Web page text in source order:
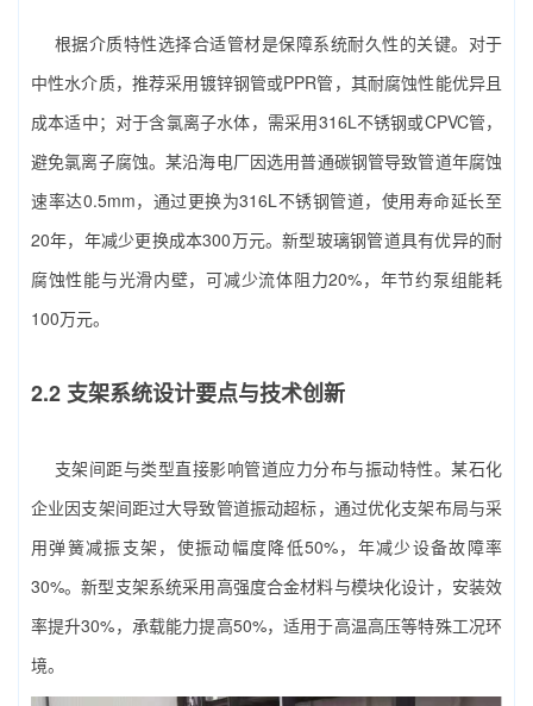
根据介质特性选择合适管材是保障系统耐久性的关键。对于
中性水介质，推荐采用镀锌钢管或PPR管，其耐腐蚀性能优异且
成本适中；对于含氯离子水体，需采用316L不锈钢或CPVC管，
避免氯离子腐蚀。某沿海电厂因选用普通碳钢管导致管道年腐蚀
速率达0.5mm，通过更换为316L不锈钢管道，使用寿命延长至
20年，年减少更换成本300万元。新型玻璃钢管道具有优异的耐
腐蚀性能与光滑内壁，可减少流体阻力20%，年节约泵组能耗
100万元。
2.2 支架系统设计要点与技术创新
支架间距与类型直接影响管道应力分布与振动特性。某石化
企业因支架间距过大导致管道振动超标，通过优化支架布局与采
用弹簧减振支架，使振动幅度降低50%，年减少设备故障率
30%。新型支架系统采用高强度合金材料与模块化设计，安装效
率提升30%，承载能力提高50%，适用于高温高压等特殊工况环
境。